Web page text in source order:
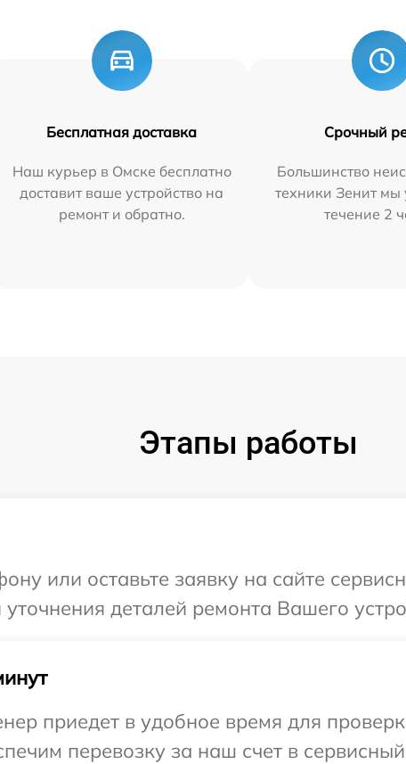
Бесплатная доставка
Наш курьер в Омске бесплатно
доставит ваше устройство на
ремонт и обратно.
Срочный
Большинство
техники Зенит мы
течение 2
Этапы работы
или оставьте заявку на сайте
деталей ремонта Вашего
приедет в удобное время для
перевозку за наш счет в